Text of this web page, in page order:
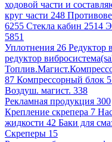
ходовой части и
круг части 248
6255 Стекла кабин 2514
5851
Уплотнения 26 Редуктор
редуктор
87 Компрессорный блок
Воздуш. магист. 338
Рекламная продукция 300
Крепление скрепера 7
жидкости 42 Баки для
Скреперы 15